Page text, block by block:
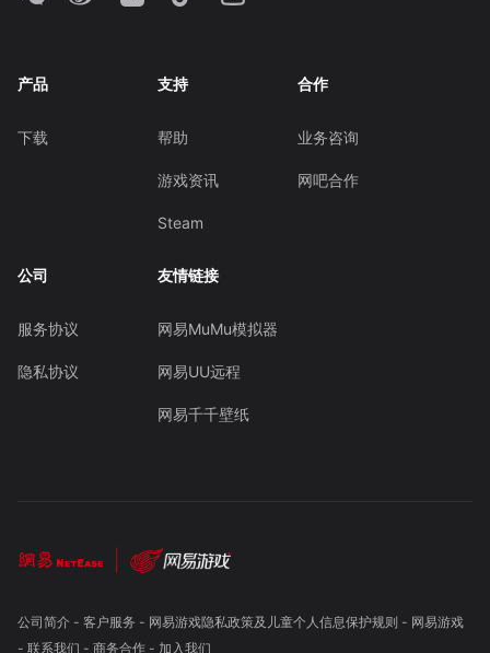
产品
下载
支持
帮助
游戏资讯
Steam
合作
业务咨询
网吧合作
公司
服务协议
隐私协议
友情链接
网易MuMu模拟器
网易UU远程
网易千千壁纸
公司简介- 客户服务 - 网易游戏隐私政策及儿童个人信息保护规则 - 网易游戏
- 联系我们 - 商务合作- 加入我们